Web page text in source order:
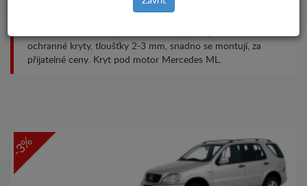
ochranné kryty, tloušťky 2-3 mm, snadno se montují, za
přijatelné ceny. Kryt pod motor Mercedes ML.
-3%